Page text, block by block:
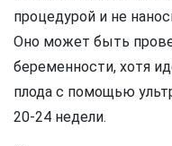
процедурой и не
Оно может быть
беременности, хотя
плода с помощью
20-24 недели.